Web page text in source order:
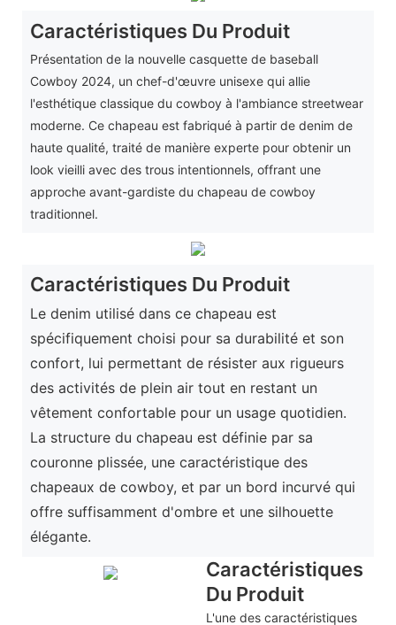
Caractéristiques Du Produit
Présentation de la nouvelle casquette de baseball
Cowboy 2024, un chef-d'œuvre unisexe qui allie
l'esthétique classique du cowboy à l'ambiance streetwear
moderne. Ce chapeau est fabriqué à partir de denim de
haute qualité, traité de manière experte pour obtenir un
look vieilli avec des trous intentionnels, offrant une
approche avant-gardiste du chapeau de cowboy
traditionnel.
Caractéristiques Du Produit
Le denim utilisé dans ce chapeau est
spécifiquement choisi pour sa durabilité et son
confort, lui permettant de résister aux rigueurs
des activités de plein air tout en restant un
vêtement confortable pour un usage quotidien.
La structure du chapeau est définie par sa
couronne plissée, une caractéristique des
chapeaux de cowboy, et par un bord incurvé qui
offre suffisamment d'ombre et une silhouette
élégante.
Caractéristiques
Du Produit
L'une des caractéristiques